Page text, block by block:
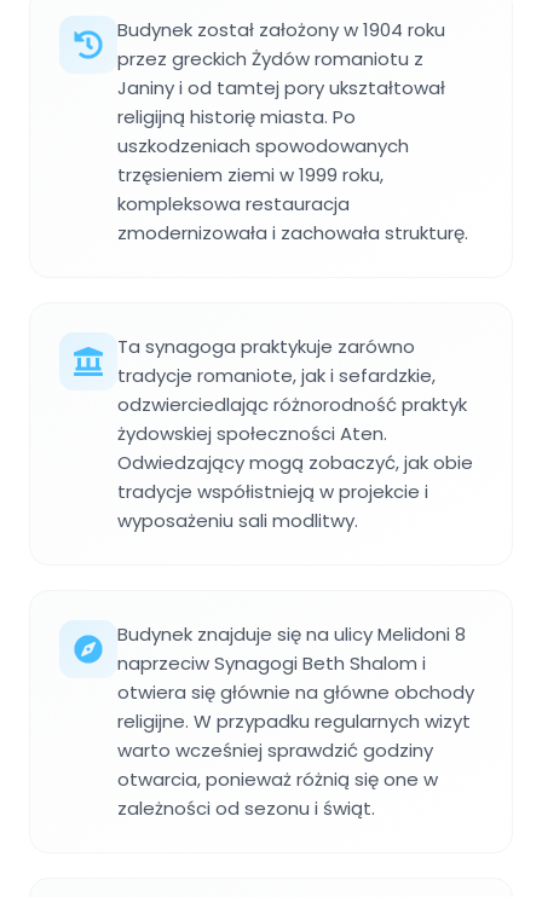
Budynek został założony w 1904 roku
przez greckich Żydów romaniotu z
Janiny i od tamtej pory ukształtował
religijną historię miasta. Po
uszkodzeniach spowodowanych
trzęsieniem ziemi w 1999 roku,
kompleksowa restauracja
zmodernizowała i zachowała strukturę.
Ta synagoga praktykuje zarówno
tradycje romaniote, jak i sefardzkie,
odzwierciedlając różnorodność praktyk
żydowskiej społeczności Aten.
Odwiedzający mogą zobaczyć, jak obie
tradycje współistnieją w projekcie i
wyposażeniu sali modlitwy.
Budynek znajduje się na ulicy Melidoni 8
naprzeciw Synagogi Beth Shalom i
otwiera się głównie na główne obchody
religijne. W przypadku regularnych wizyt
warto wcześniej sprawdzić godziny
otwarcia, ponieważ różnią się one w
zależności od sezonu i świąt.